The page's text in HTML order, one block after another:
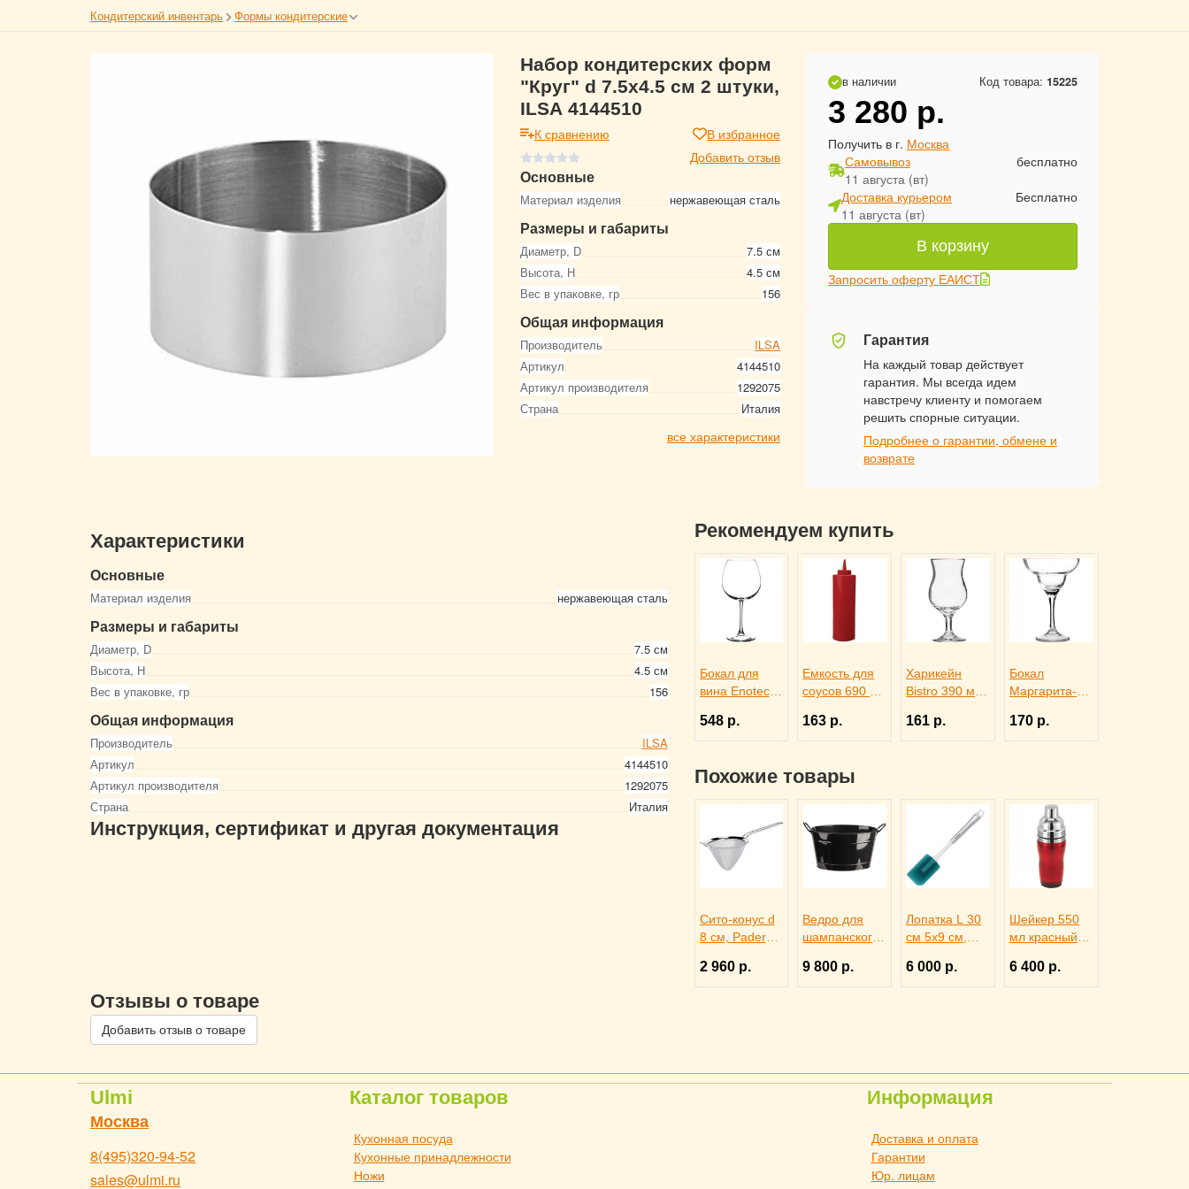
Кондитерский инвентарь Формы кондитерские
Набор кондитерских форм
"Круг" d 7.5х4.5 см 2 штуки,
ILSA 4144510
К сравнению
В избранное
Добавить отзыв
Основные
Материал изделия нержавеющая сталь
Размеры и габариты
Диаметр, D
7.5 см
Высота, Н
4.5 см
Вес в упаковке, гр
156
Общая информация
Производитель
ILSA
Артикул
4144510
Артикул производителя
1292075
Страна
Италия
все характеристики
в наличии Код товара: 15225
3 280 р.
Получить в г. Москва
Самовывоз
11 августа (вт)
бесплатно
Доставка курьером
11 августа (вт)
Бесплатно
В корзину
Запросить оферту ЕАИСТ
Гарантия
На каждый товар действует
гарантия. Мы всегда идем
навстречу клиенту и помогаем
решить спорные ситуации.
Подробнее о гарантии, обмене и
возврате
Характеристики
Основные
Материал изделия нержавеющая сталь
Размеры и габариты
Диаметр, D
7.5 см
Высота, Н
4.5 см
Вес в упаковке, гр
156
Общая информация
Производитель
ILSA
Артикул
4144510
Артикул производителя
1292075
Страна
Италия
Инструкция, сертификат и другая документация
Рекомендуем купить
Бокал для
вина Enoteca
Pasabahce
Бор 1050958
548 р.
Емкость для
соусов 690 мл
ProHotel bar
4141413
163 р.
Харикейн
Bistro 390 мл,
Бор 1150311
161 р.
Бокал
Маргарита-
Pasabahce
Бор 1140208
170 р.
Похожие товары
Сито-конус d
8 см, Paderno
2 960 р.
Ведро для
шампанского
40х28х22см
черное, ILSA
9 800 р.
Лопатка L 30
см 5х9 см,
4110136
6 000 р.
Шейкер 550
мл красный,
2030242
6 400 р.
Отзывы о товаре
Добавить отзыв о товаре
Ulmi
Москва
8(495)320-94-52
sales@ulmi.ru
Каталог товаров
Кухонная посуда
Кухонные принадлежности
Ножи
Информация
Доставка и оплата
Гарантии
Юр. лицам